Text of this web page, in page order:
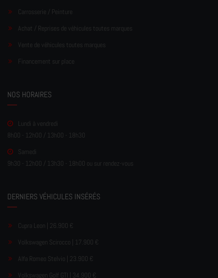
Carrosserie / Peinture
Achat / Reprises de véhicules toutes marques
Vente de véhicules toutes marques
Financement sur place
NOS HORAIRES
Lundi à vendredi
8h00 - 12h00 / 13h00 - 18h30
Samedi
9h30 - 12h00 / 13h30 - 18h00 ou sur rendez-vous
DERNIERS VÉHICULES INSÉRÉS
Cupra Leon | 26.900 €
Volkswagen Scirocco | 17.900 €
Alfa Romeo Stelvio | 23.900 €
Volkswagen Golf GTI | 34.900 €